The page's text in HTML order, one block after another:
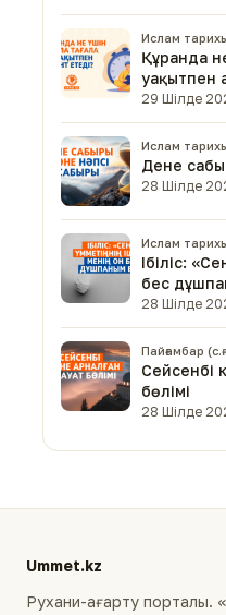
Ислам
Құранда
уақытпен
29 Шілде
Ислам
Дене
28 Шілде
Ислам
Ібіліс:
бес
28 Шілде
Пайғамбар
Сейсенбі
бөлімі
28 Шілде
Ummet.kz
Рухани-ағарту порталы.